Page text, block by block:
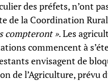
des préfets, n’ont
de la Coordination
compteront ». Les
commencent à
envisagent de
de l’Agriculture, prévu